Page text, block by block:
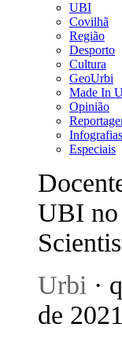
UBI
Covilhã
Região
Desporto
Cultura
GeoUrbi
Made In
Opinião
Infografias
Especiais
UBI no
Urbi ·
de